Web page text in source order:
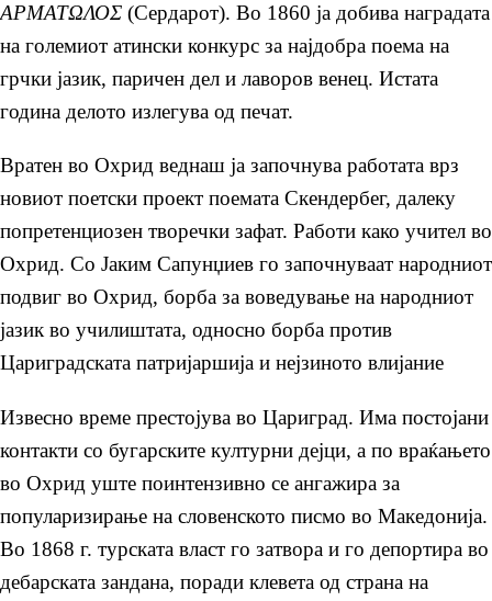
ΑΡΜΑΤΩΛΟΣ (Сердарот). Во 1860 ја добива наградата
на големиот атински конкурс за најдобра поема на
грчки јазик, паричен дел и лаворов венец. Истата
година делото излегува од печат.
Вратен во Охрид веднаш ја започнува работата врз
новиот поетски проект поемата Скендербег, далеку
попретенциозен творечки зафат. Работи како учител во
Охрид. Со Јаким Сапунџиев го започнуваат народниот
подвиг во Охрид, борба за воведување на народниот
јазик во училиштата, односно борба против
Цариградската патријаршија и нејзиното влијание
Извесно време престојува во Цариград. Има постојани
контакти со бугарските културни дејци, а по враќањето
во Охрид уште поинтензивно се ангажира за
популаризирање на словенското писмо во Македонија.
Во 1868 г. турската власт го затвора и го депортира во
дебарската зандана, поради клевета од страна на